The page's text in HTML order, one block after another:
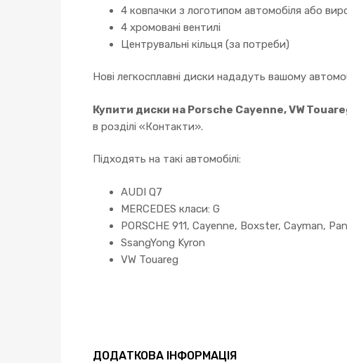
4 ковпачки з логотипом автомобіля або
4 хромовані вентилі
Центрувальні кільця (за потреби)
Нові легкосплавні диски нададуть вашому
Купити диски на Porsche Cayenne, VW
в розділі «Контакти».
Підходять на такі автомобілі:
AUDI Q7
MERCEDES класи: G
PORSCHE 911, Cayenne, Boxster, Cayman,
SsangYong Kyron
VW Touareg
ДОДАТКОВА ІНФОРМАЦІЯ